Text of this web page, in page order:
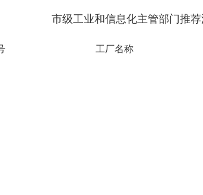
市级工业和信息化主管部门推
工厂名称